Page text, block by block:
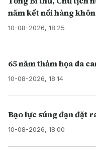
năm kết nối hàng
10-08-2026, 18:25
65 năm thảm họa da
10-08-2026, 18:14
Bạo lực súng đạn đặt
10-08-2026, 18:00